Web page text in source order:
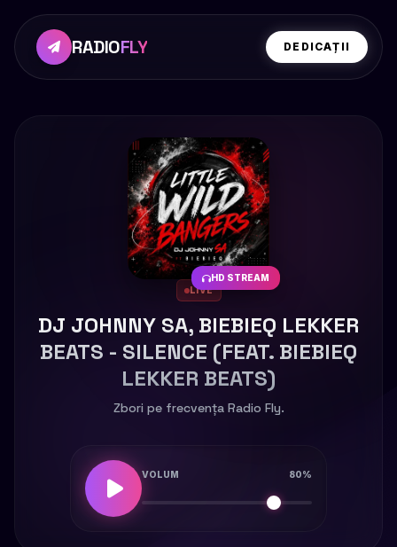
RADIOFLY DEDICAȚII
HD STREAM
LIVE
DJ JOHNNY SA, BIEBIEQ LEKKER
BEATS - SILENCE (FEAT. BIEBIEQ
LEKKER BEATS)
Zbori pe frecvența Radio Fly.
VOLUM 80%